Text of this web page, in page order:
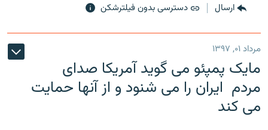
ارسال دسترسی بدون فیلترشکن
مرداد ۰۱, ۱۳۹۷
مایک پمپئو می گوید آمریکا صدای
مردم ایران را می شنود و از آنها حمایت
می کند